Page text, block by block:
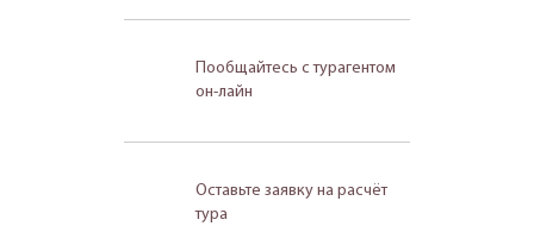
Пообщайтесь с турагентом
он-лайн
Оставьте заявку на расчёт
тура